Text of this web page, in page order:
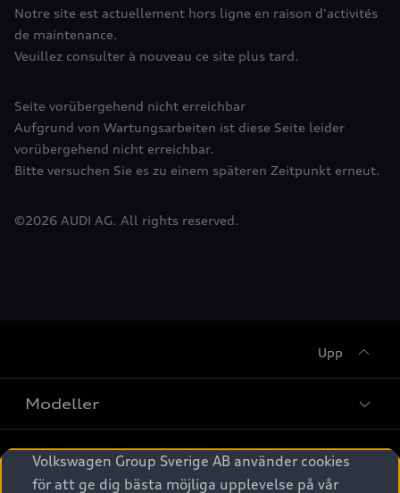
Notre site est actuellement hors ligne en raison d'activités
de maintenance.
Veuillez consulter à nouveau ce site plus tard.
Seite vorübergehend nicht erreichbar
Aufgrund von Wartungsarbeiten ist diese Seite leider
vorübergehend nicht erreichbar.
Bitte versuchen Sie es zu einem späteren Zeitpunkt erneut.
©2026 AUDI AG. All rights reserved.
Upp
Modeller
Alla modeller
Köpa
Volkswagen Group Sverige AB använder cookies
för att ge dig bästa möjliga upplevelse på vår